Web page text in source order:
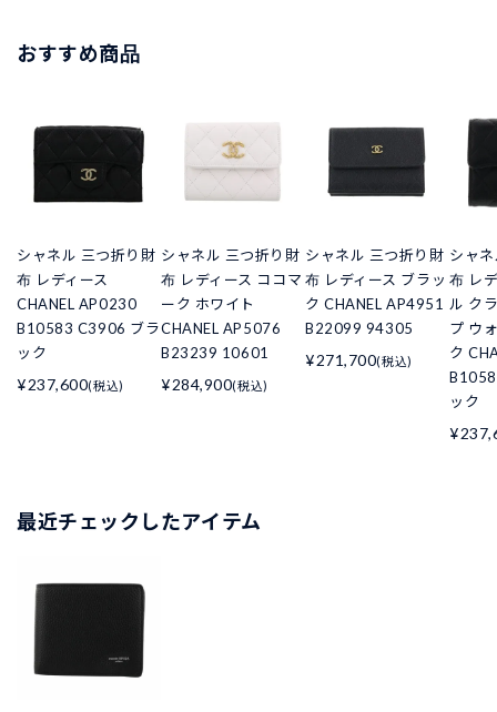
おすすめ商品
シャネル 三つ折り財
布 レディース
CHANEL AP0230
B10583 C3906 ブラ
ック
¥237,600(税込)
シャネル 三つ折り財
布 レディース ココマ
ーク ホワイト
CHANEL AP5076
B23239 10601
¥284,900(税込)
シャネル 三つ折り財
布 レディース ブラッ
ク CHANEL AP4951
B22099 94305
¥271,700(税込)
シャ
布 レ
ル ク
プ ウ
ク
ック
最近チェックしたアイテム